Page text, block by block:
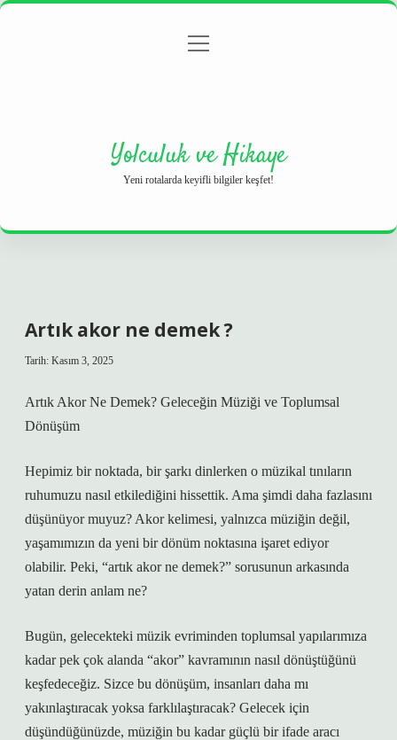
Gizlilik Politikası
menüyü
Yolculuk ve Hikaye
Yeni rotalarda keyifli bilgiler keşfet!
Artık akor ne demek ?
Tarih: Kasım 3, 2025
Artık Akor Ne Demek? Geleceğin Müziği ve Toplumsal
Dönüşüm
Hepimiz bir noktada, bir şarkı dinlerken o müzikal tınıların
ruhumuzu nasıl etkilediğini hissettik. Ama şimdi daha fazlasını
düşünüyor muyuz? Akor kelimesi, yalnızca müziğin değil,
yaşamımızın da yeni bir dönüm noktasına işaret ediyor
olabilir. Peki, “artık akor ne demek?” sorusunun arkasında
yatan derin anlam ne?
Bugün, gelecekteki müzik evriminden toplumsal yapılarımıza
kadar pek çok alanda “akor” kavramının nasıl dönüştüğünü
keşfedeceğiz. Sizce bu dönüşüm, insanları daha mı
yakınlaştıracak yoksa farklılaştıracak? Gelecek için
düşündüğünüzde, müziğin bu kadar güçlü bir ifade aracı